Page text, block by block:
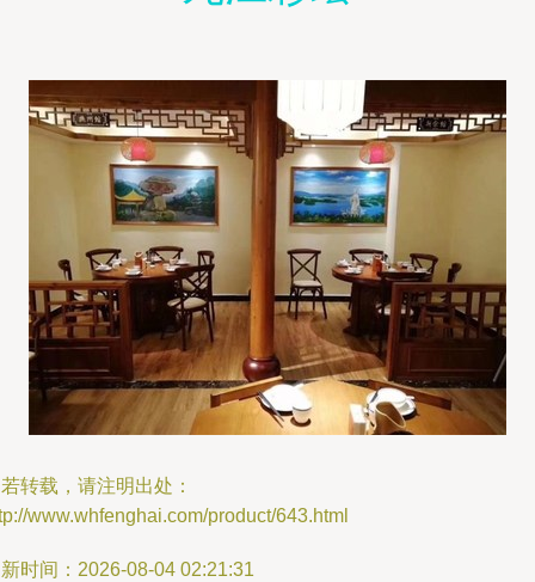
转载，请注明出处：
www.whfenghai.com/product/643.html
时间：2026-08-04 02:21:31